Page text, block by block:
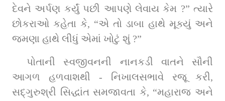
દેવને અર્પણ કર્યું પછી આપણે લેવાય કેમ ?” ત્યારે
છોકરાઓ કહેતા કે, “એ તો ડાબા હાથે મૂક્યું અને
જમણા હાથે લીધું એમાં ખોટું શું ?”
પોતાની સ્વજીવનની નાનકડી વાતને સૌની
આગળ હળવાશથી - નિખાલસભાવે રજૂ કરી,
સદ્‌ગુરુશ્રી સિદ્ધાંત સમજાવતા કે, “મહારાજ અને